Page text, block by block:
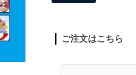
ご注文はこちら